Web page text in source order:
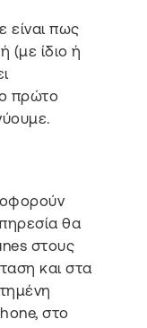
είναι πως
(με ίδιο ή
πρώτο
θα
στους
και στα
στο